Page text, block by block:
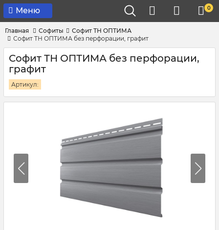
Меню 0
Главная Софиты
Софит ТН ОПТИМА
Софит ТН ОПТИМА без перфорации, графит
Софит ТН ОПТИМА без перфорации,
графит
Артикул: